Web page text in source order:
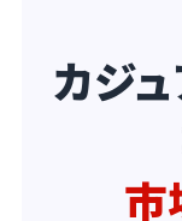
カジ
市